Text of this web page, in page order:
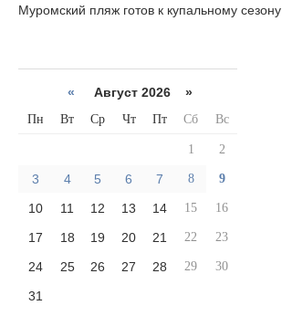
Муромский пляж готов к купальному сезону
« Август 2026 »
Пн Вт Ср Чт Пт Сб Вс
1 2
3 4 5 6 7 8 9
10 11 12 13 14 15 16
17 18 19 20 21 22 23
24 25 26 27 28 29 30
31